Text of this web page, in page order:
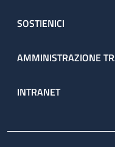
SOSTIENICI
AMMINISTRAZIONE
INTRANET